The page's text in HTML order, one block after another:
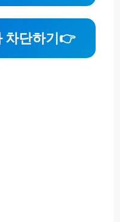
차단하기👉